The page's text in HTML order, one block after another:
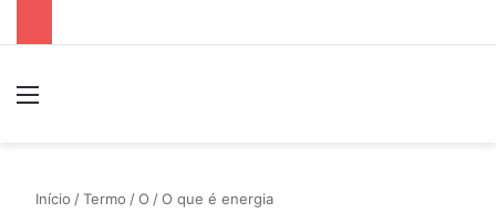
Início /Termo /O /O que é energia